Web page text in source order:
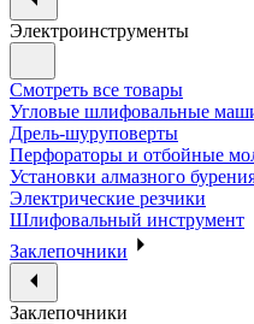
Электроинструменты
Смотреть все товары
Угловые шлифовальные
Дрель-шуруповерты
Перфораторы и отбойные
Установки алмазного
Электрические резчики
Шлифовальный инструмент
Заклепочники
Заклепочники